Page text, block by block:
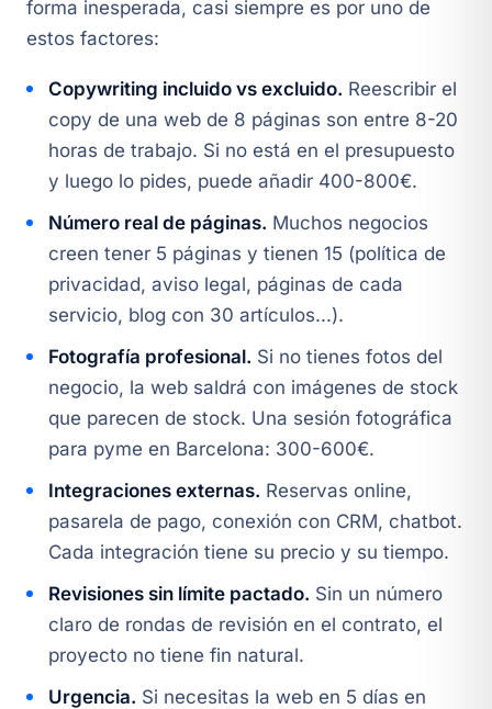
forma inesperada, casi siempre es por uno de
estos factores:
Copywriting incluido vs excluido. Reescribir el
copy de una web de 8 páginas son entre 8-20
horas de trabajo. Si no está en el presupuesto
y luego lo pides, puede añadir 400-800€.
Número real de páginas. Muchos negocios
creen tener 5 páginas y tienen 15 (política de
privacidad, aviso legal, páginas de cada
servicio, blog con 30 artículos...).
Fotografía profesional. Si no tienes fotos del
negocio, la web saldrá con imágenes de stock
que parecen de stock. Una sesión fotográfica
para pyme en Barcelona: 300-600€.
Integraciones externas. Reservas online,
pasarela de pago, conexión con CRM, chatbot.
Cada integración tiene su precio y su tiempo.
Revisiones sin límite pactado. Sin un número
claro de rondas de revisión en el contrato, el
proyecto no tiene fin natural.
Urgencia. Si necesitas la web en 5 días en